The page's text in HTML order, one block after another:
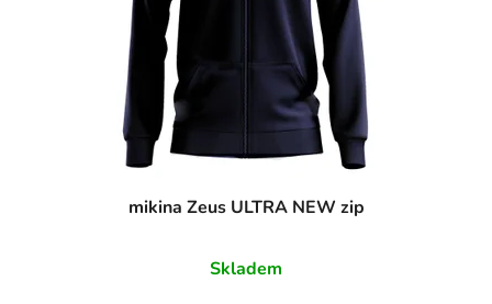
mikina Zeus ULTRA NEW zip
Skladem